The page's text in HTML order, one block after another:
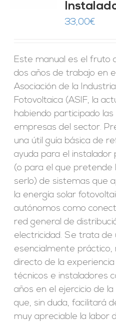
33,00€
Este manual es el fruto
dos años de trabajo en
Asociación de la Industria
Fotovoltaica (ASIF, la
habiendo participado las
empresas del sector.
una útil guía básica de
ayuda para el instalador
(o para el que pretende
serlo) de sistemas que
la energía solar
autónomos como
red general de
electricidad. Se trata de
esencialmente práctico,
directo de la experiencia
técnicos e instaladores
años en el ejercicio de
que, sin duda, facilitará
muy apreciable la labor